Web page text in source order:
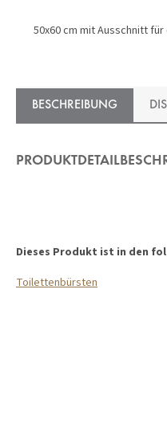
50x60 cm mit Ausschnitt
BESCHREIBUNG
Dieses Produkt ist in den
Toilettenbürsten